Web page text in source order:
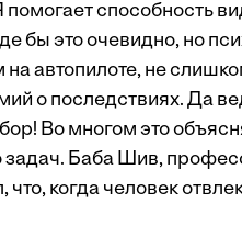
помогает способность
бы это очевидно, но
автопилоте, не
о последствиях. Да
Во многом это
задач. Баба Шив,
когда человек